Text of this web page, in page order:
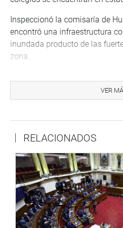
Inspeccionó la comisaría de
encontró una infraestructura
inundada producto de las
zona.
Hay un total abandono de
despacho parlamentario voy a
Asimismo, agregó que no hay
decenas de niños puedan
normalidad. Tampoco
% de sus carreteras no son
“En diálogo con el director
son casi 3377 estudiantes
VER
RELACIONADOS